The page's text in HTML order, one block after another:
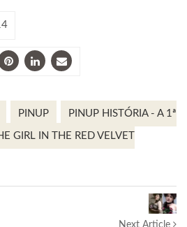
PINUP PINUP HISTÓRIA - A 1ª
GIRL IN THE RED VELVET
Next Article